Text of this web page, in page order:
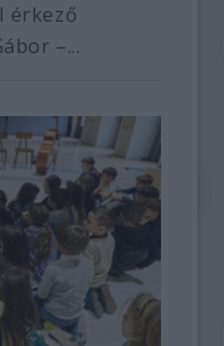
érkező
–...